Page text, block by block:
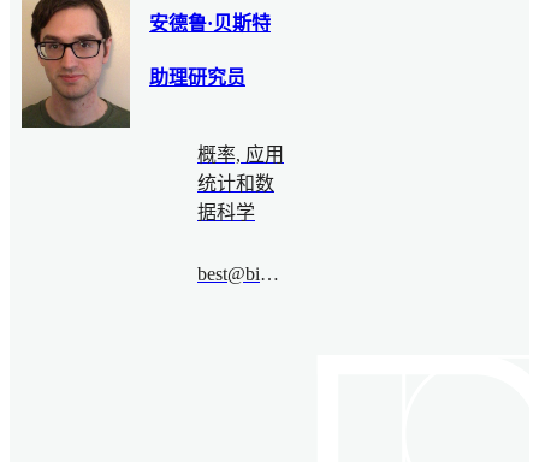
安德鲁·贝斯特
助理研究员
概率, 应用
统计和数
据科学
best@bimsa.cn